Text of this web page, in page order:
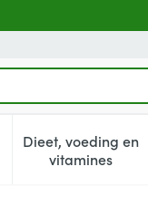
voor
Dieet, voeding en
vitamines
Toon